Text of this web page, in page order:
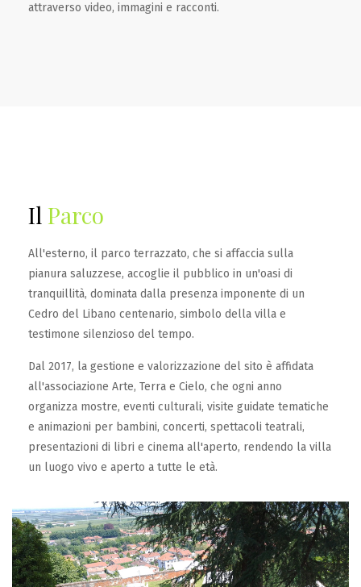
attraverso video, immagini e racconti.
Il Parco
All'esterno, il parco terrazzato, che si affaccia sulla
pianura saluzzese, accoglie il pubblico in un'oasi di
tranquillità, dominata dalla presenza imponente di un
Cedro del Libano centenario, simbolo della villa e
testimone silenzioso del tempo.
Dal 2017, la gestione e valorizzazione del sito è affidata
all'associazione Arte, Terra e Cielo, che ogni anno
organizza mostre, eventi culturali, visite guidate tematiche
e animazioni per bambini, concerti, spettacoli teatrali,
presentazioni di libri e cinema all'aperto, rendendo la villa
un luogo vivo e aperto a tutte le età.